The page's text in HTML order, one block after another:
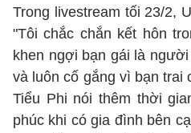
Trong livestream tối 23/2,
"Tôi chắc chắn kết hôn
khen ngợi bạn gái là
và luôn cố gắng vì bạn trai
Tiểu Phi nói thêm thời
phúc khi có gia đình bên